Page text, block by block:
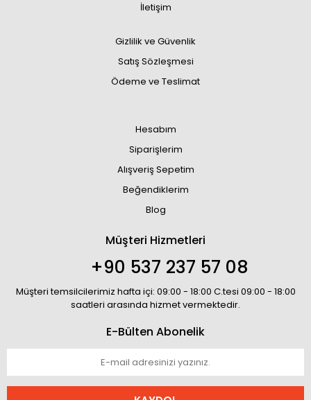
İletişim
Gizlilik ve Güvenlik
Satış Sözleşmesi
Ödeme ve Teslimat
Hesabım
Siparişlerim
Alışveriş Sepetim
Beğendiklerim
Blog
Müşteri Hizmetleri
+90 537 237 57 08
Müşteri temsilcilerimiz hafta içi: 09:00 - 18:00 C.tesi 09:00 - 18:00
saatleri arasında hizmet vermektedir.
E-Bülten Abonelik